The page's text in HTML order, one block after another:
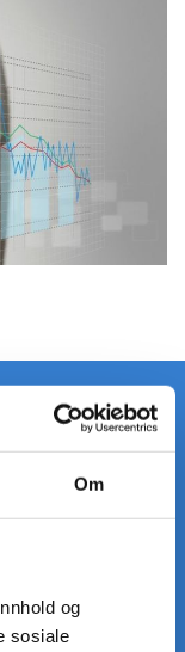
Om
og
sosiale